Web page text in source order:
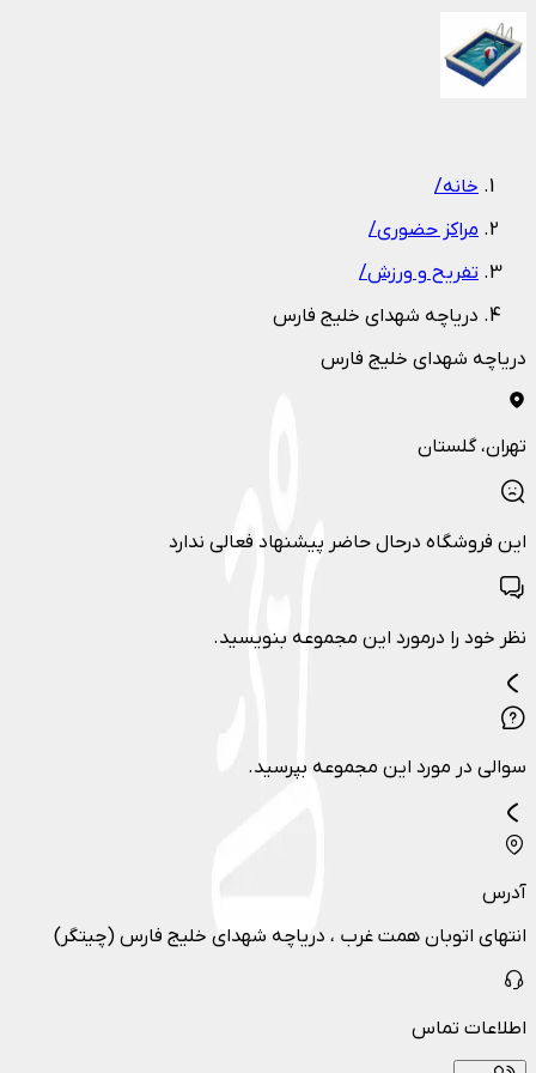
خانه/
مراکز حضوری/
تفریح و ورزش/
دریاچه شهدای خلیج فارس
دریاچه شهدای خلیج فارس
تهران، گلستان
این فروشگاه درحال حاضر پیشنهاد فعالی ندارد
نظر خود را درمورد این مجموعه بنویسید.
سوالی در مورد این مجموعه بپرسید.
آدرس
انتهای اتوبان همت غرب ، دریاچه شهدای خلیج فارس (چیتگر)
اطلاعات تماس